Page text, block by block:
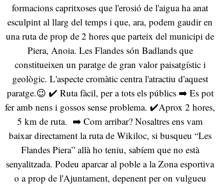
formacions capritxoses que l'erosió de l'aigua ha anat
esculpint al llarg del temps i que, ara, podem gaudir en
una ruta de prop de 2 hores que parteix del municipi de
Piera, Anoia. Les Flandes són Badlands que
constitueixen un paratge de gran valor paisatgístic i
geològic. L'aspecte cromàtic centra l'atractiu d'aquest
paratge.😉 ✔️ Ruta fàcil, per a tots els públics ➡️ Es pot
fer amb nens i gossos sense problema. ✔️Aprox 2 hores,
5 km de ruta. ➡️ Com arribar? Nosaltres ens vam
baixar directament la ruta de Wikiloc, si busqueu “Les
Flandes Piera” allà ho teniu, sabíem que no està
senyalitzada. Podeu aparcar al poble a la Zona esportiva
o a prop de l'Ajuntament, depenent per on vulgueu